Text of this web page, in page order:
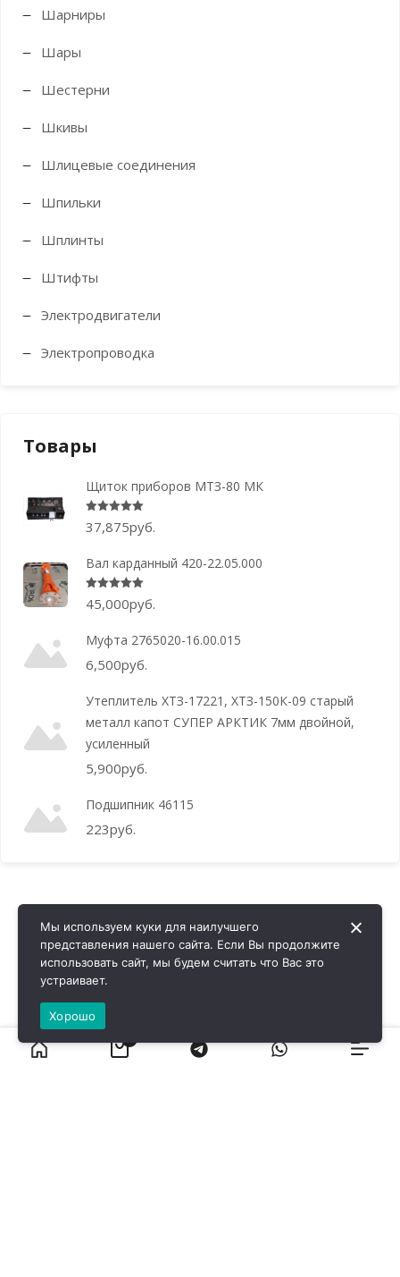
Шарниры
Шары
Шестерни
Шкивы
Шлицевые соединения
Шпильки
Шплинты
Штифты
Электродвигатели
Электропроводка
Товары
Щиток приборов МТЗ-80 МК
Оценка5.00 из 5
37,875руб.
Вал карданный 420-22.05.000
Оценка5.00 из 5
45,000руб.
Муфта 2765020-16.00.015
6,500руб.
Утеплитель ХТЗ-17221, ХТЗ-150К-09 старый
металл капот СУПЕР АРКТИК 7мм двойной,
усиленный
5,900руб.
Подшипник 46115
223руб.
Мы используем куки для наилучшего
представления нашего сайта. Если Вы продолжите
использовать сайт, мы будем считать что Вас это
устраивает.
Хорошо